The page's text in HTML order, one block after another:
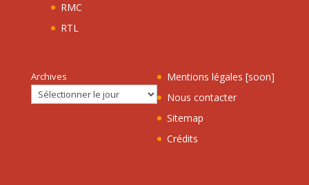
RMC
RTL
Archives
Mentions légales [soon]
Nous contacter
Sitemap
Crédits